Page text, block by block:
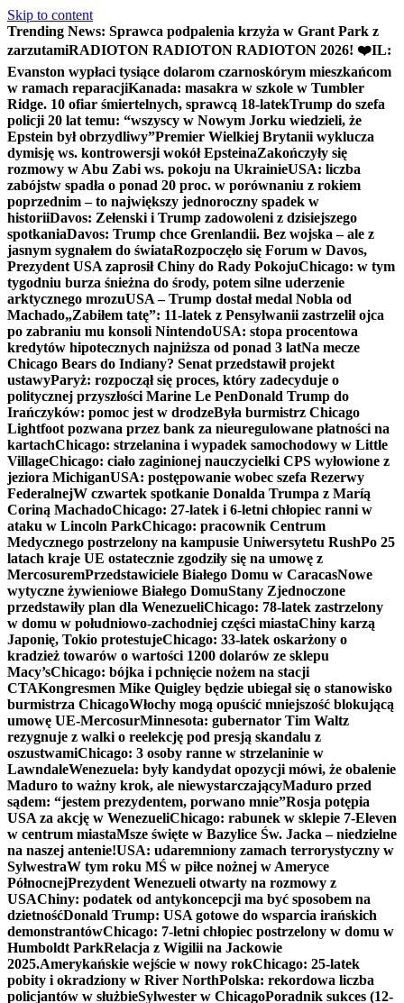
Skip to content
Trending News: Sprawca podpalenia krzyża w Grant Park z
zarzutamiRADIOTON RADIOTON RADIOTON 2026! ❤️IL:
Evanston wypłaci tysiące dolarom czarnoskórym mieszkańcom
w ramach reparacjiKanada: masakra w szkole w Tumbler
Ridge. 10 ofiar śmiertelnych, sprawcą 18-latekTrump do szefa
policji 20 lat temu: “wszyscy w Nowym Jorku wiedzieli, że
Epstein był obrzydliwy”Premier Wielkiej Brytanii wyklucza
dymisję ws. kontrowersji wokół EpsteinaZakończyły się
rozmowy w Abu Zabi ws. pokoju na UkrainieUSA: liczba
zabójstw spadła o ponad 20 proc. w porównaniu z rokiem
poprzednim – to największy jednoroczny spadek w
historiiDavos: Zełenski i Trump zadowoleni z dzisiejszego
spotkaniaDavos: Trump chce Grenlandii. Bez wojska – ale z
jasnym sygnałem do świataRozpoczęło się Forum w Davos,
Prezydent USA zaprosił Chiny do Rady PokojuChicago: w tym
tygodniu burza śnieżna do środy, potem silne uderzenie
arktycznego mrozuUSA – Trump dostał medal Nobla od
Machado„Zabiłem tatę”: 11-latek z Pensylwanii zastrzelił ojca
po zabraniu mu konsoli NintendoUSA: stopa procentowa
kredytów hipotecznych najniższa od ponad 3 latNa mecze
Chicago Bears do Indiany? Senat przedstawił projekt
ustawyParyż: rozpoczął się proces, który zadecyduje o
politycznej przyszłości Marine Le PenDonald Trump do
Irańczyków: pomoc jest w drodzeByła burmistrz Chicago
Lightfoot pozwana przez bank za nieuregulowane płatności na
kartachChicago: strzelanina i wypadek samochodowy w Little
VillageChicago: ciało zaginionej nauczycielki CPS wyłowione z
jeziora MichiganUSA: postępowanie wobec szefa Rezerwy
FederalnejW czwartek spotkanie Donalda Trumpa z Maríą
Coriną MachadoChicago: 27-latek i 6-letni chłopiec ranni w
ataku w Lincoln ParkChicago: pracownik Centrum
Medycznego postrzelony na kampusie Uniwersytetu RushPo 25
latach kraje UE ostatecznie zgodziły się na umowę z
MercosuremPrzedstawiciele Białego Domu w CaracasNowe
wytyczne żywieniowe Białego DomuStany Zjednoczone
przedstawiły plan dla WenezueliChicago: 78-latek zastrzelony
w domu w południowo-zachodniej części miastaChiny karzą
Japonię, Tokio protestujeChicago: 33-latek oskarżony o
kradzież towarów o wartości 1200 dolarów ze sklepu
Macy’sChicago: bójka i pchnięcie nożem na stacji
CTAKongresmen Mike Quigley będzie ubiegał się o stanowisko
burmistrza ChicagoWłochy mogą opuścić mniejszość blokującą
umowę UE-MercosurMinnesota: gubernator Tim Waltz
rezygnuje z walki o reelekcję pod presją skandalu z
oszustwamiChicago: 3 osoby ranne w strzelaninie w
LawndaleWenezuela: były kandydat opozycji mówi, że obalenie
Maduro to ważny krok, ale niewystarczającyMaduro przed
sądem: “jestem prezydentem, porwano mnie”Rosja potępia
USA za akcję w WenezueliChicago: rabunek w sklepie 7-Eleven
w centrum miastaMsze święte w Bazylice Św. Jacka – niedzielne
na naszej antenie!USA: udaremniony zamach terrorystyczny w
SylwestraW tym roku MŚ w piłce nożnej w Ameryce
PółnocnejPrezydent Wenezueli otwarty na rozmowy z
USAChiny: podatek od antykoncepcji ma być sposobem na
dzietnośćDonald Trump: USA gotowe do wsparcia irańskich
demonstrantówChicago: 7-letni chłopiec postrzelony w domu w
Humboldt ParkRelacja z Wigilii na Jackowie
2025.Amerykańskie wejście w nowy rokChicago: 25-latek
pobity i okradziony w River NorthPolska: rekordowa liczba
policjantów w służbieSylwester w ChicagoPoradnik sukces (12-